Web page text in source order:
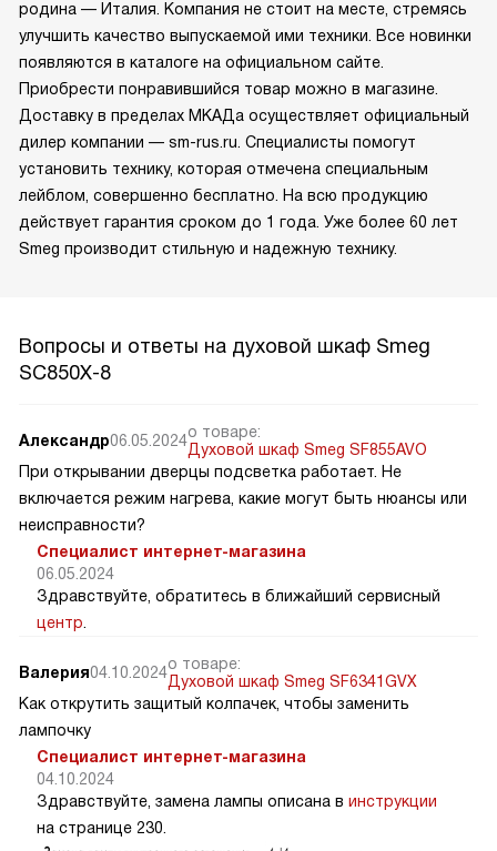
родина — Италия. Компания не стоит на месте, стремясь
улучшить качество выпускаемой ими техники. Все новинки
появляются в каталоге на официальном сайте.
Приобрести понравившийся товар можно в магазине.
Доставку в пределах МКАДа осуществляет официальный
дилер компании — sm-rus.ru. Специалисты помогут
установить технику, которая отмечена специальным
лейблом, совершенно бесплатно. На всю продукцию
действует гарантия сроком до 1 года. Уже более 60 лет
Smeg производит стильную и надежную технику.
Вопросы и ответы на духовой шкаф Smeg
SC850X-8
Александр06.05.2024о товаре:
Духовой шкаф Smeg SF855AVO
При открывании дверцы подсветка работает. Не
включается режим нагрева, какие могут быть нюансы или
неисправности?
Специалист интернет-магазина
06.05.2024
Здравствуйте, обратитесь в ближайший сервисный
центр
Валерия04.10.2024о товаре:
Духовой шкаф Smeg SF6341GVX
Как открутить защитый колпачек, чтобы заменить
лампочку
Специалист интернет-магазина
04.10.2024
Здравствуйте, замена лампы описана в инструкции
на странице 230.